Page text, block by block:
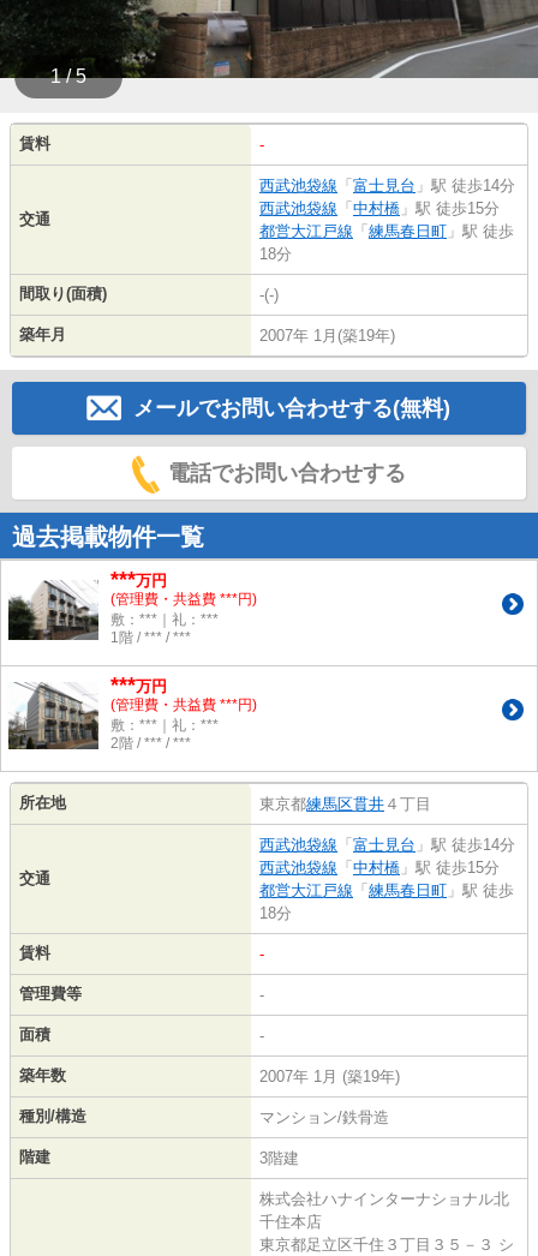
1 / 5
賃料 -
交通
西武池袋線 「富士見台 」駅 徒歩14分
西武池袋線 「中村橋 」駅 徒歩15分
都営大江戸線 「練馬春日町 」駅 徒歩
18分
間取り(面積) -(-)
築年月 2007年 1月(築19年)
メールでお問い合わせする(無料)
電話でお問い合わせする
過去掲載物件一覧
***万円
(管理費・共益費 ***円)
敷：***｜礼：***
1階 / *** / ***
***万円
(管理費・共益費 ***円)
敷：***｜礼：***
2階 / *** / ***
所在地 東京都練馬区貫井 ４丁目
交通
西武池袋線 「富士見台 」駅 徒歩14分
西武池袋線 「中村橋 」駅 徒歩15分
都営大江戸線 「練馬春日町 」駅 徒歩
18分
賃料 -
管理費等 -
面積 -
築年数 2007年 1月 (築19年)
種別/構造 マンション/鉄骨造
階建 3階建
株式会社ハナインターナショナル北
千住本店
東京都足立区千住３丁目３５－３ シ